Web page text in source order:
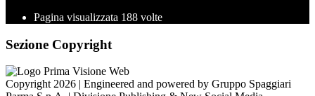
Pagina visualizzata 188 volte
Sezione Copyright
Copyright 2026 | Engineered and powered by Gruppo Spaggiari